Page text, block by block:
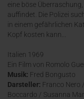
eine böse
auffindet. Die Polizei
in einem gefährlichen
Kopf kosten kann...
Italien 1969
Ein Film von Romolo
Musik: Fred Bongusto
Darsteller: Franco Nero
Boccardo / Susanna